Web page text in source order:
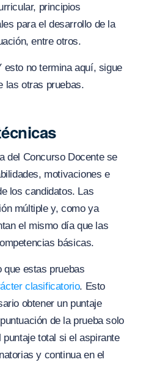
principios
para el desarrollo de la
entre otros.
esto no termina aquí, sigue
las otras pruebas.
del Concurso Docente se
motivaciones e
los candidatos. Las
múltiple y, como ya
el mismo día que las
básicas.
que estas pruebas
clasificatorio. Esto
obtener un puntaje
de la prueba solo
total si el aspirante
y continua en el